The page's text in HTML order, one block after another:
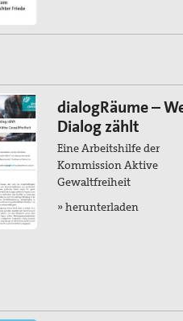
dialogRäume –
Dialog zählt
Eine Arbeitshilfe der
Kommission Aktive
Gewaltfreiheit
» herunterladen